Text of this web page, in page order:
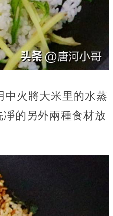
中火將大米里的水蒸
的另外兩種食材放